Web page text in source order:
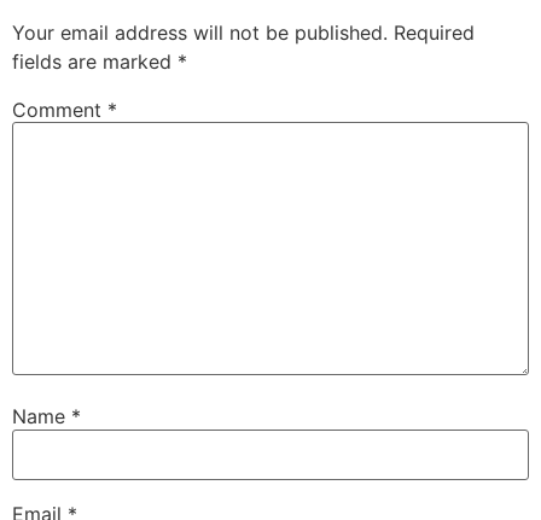
Your email address will not be published. Required
fields are marked *
Comment *
Name *
Email *